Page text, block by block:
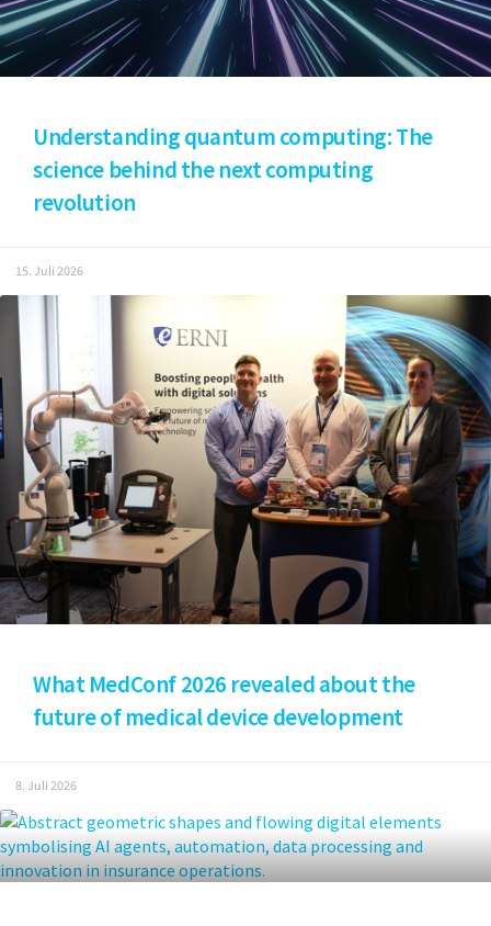
Understanding quantum computing: The
science behind the next computing
revolution
15. Juli 2026
What MedConf 2026 revealed about the
future of medical device development
8. Juli 2026